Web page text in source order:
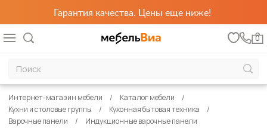
Гарантия качества. Цены еще ниже!
0
Интернет-магазин мебели
Каталог мебели
Кухни и столовые группы
Кухонная бытовая техника
Варочные панели
Индукционные варочные панели